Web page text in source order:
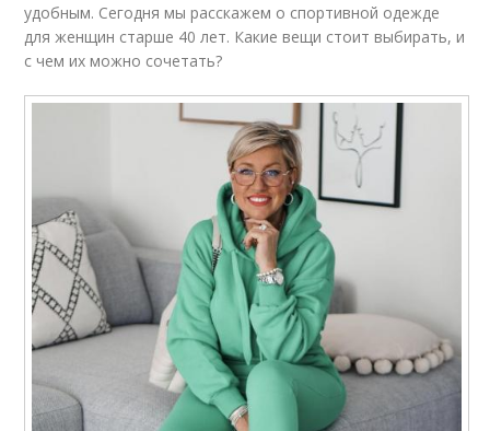
удобным. Сегодня мы расскажем о спортивной одежде
для женщин старше 40 лет. Какие вещи стоит выбирать, и
с чем их можно сочетать?